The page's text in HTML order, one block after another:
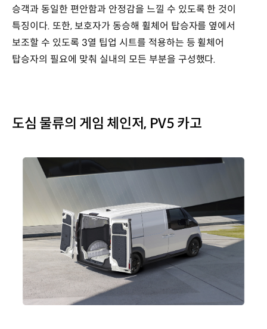
승객과 동일한 편안함과 안정감을 느낄 수 있도록 한 것이
특징이다. 또한, 보호자가 동승해 휠체어 탑승자를 옆에서
보조할 수 있도록 3열 팁업 시트를 적용하는 등 휠체어
탑승자의 필요에 맞춰 실내의 모든 부분을 구성했다.
도심 물류의 게임 체인저, PV5 카고